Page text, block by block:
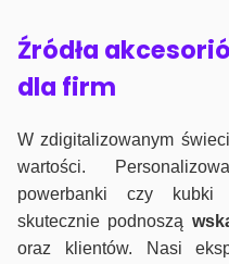
Źródła
dla firm
W zdigitalizowanym
wartości.
powerbanki czy kubki
skutecznie podnoszą
oraz klientów. Nasi